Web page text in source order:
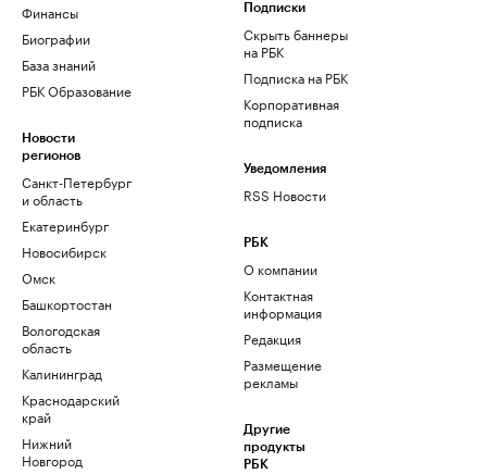
Финансы
Биографии
База знаний
РБК Образование
Новости
регионов
Санкт-Петербург
и область
Екатеринбург
Новосибирск
Омск
Башкортостан
Вологодская
область
Калининград
Краснодарский
край
Нижний
Новгород
Подписки
Скрыть баннеры
на РБК
Подписка на РБК
Корпоративная
подписка
Уведомления
RSS Новости
РБК
О компании
Контактная
информация
Редакция
Размещение
рекламы
Другие
продукты
РБК